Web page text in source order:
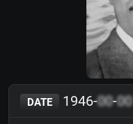
DATE 1946-00-00